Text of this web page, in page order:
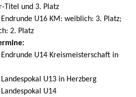
Titel und 3. Platz
U16 KM: weiblich: 3. Platz;
2. Platz
U14 Kreismeisterschaft in
U13 in Herzberg
U14